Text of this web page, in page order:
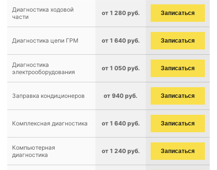
Диагностика ходовой
части
от 1 280 руб. Записаться
Диагностика цепи ГРМ от 1 640 руб. Записаться
Диагностика
электрооборудования
от 1 050 руб. Записаться
Заправка кондиционеров от 940 руб. Записаться
Комплексная диагностика от 1 640 руб. Записаться
Компьютерная
диагностика
от 1 240 руб. Записаться